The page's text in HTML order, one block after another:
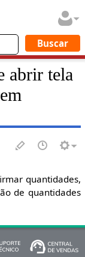
abrir tela
quantidades,
de quantidades